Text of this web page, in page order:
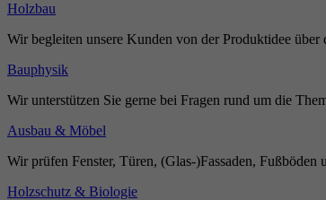
Holzbau
Wir begleiten unsere Kunden von der Produktidee
Bauphysik
Wir unterstützen Sie gerne bei Fragen rund um die
Ausbau & Möbel
Wir prüfen Fenster, Türen, (Glas-)Fassaden,
Holzschutz & Biologie